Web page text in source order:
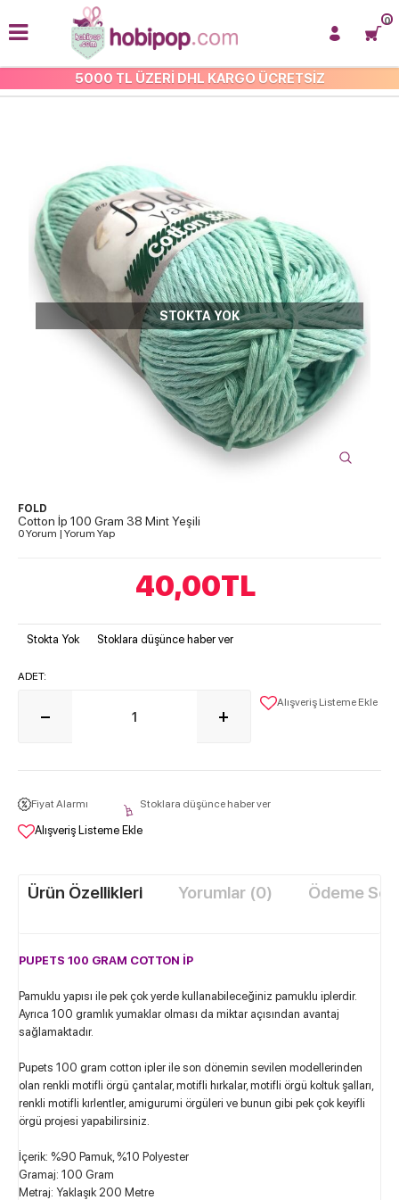
5000 TL ÜZERİ DHL KARGO ÜCRETSİZ
0
ÇOK AMAÇLI COTTON İP
STOKTA YOK
FOLD
Cotton İp 100 Gram 38 Mint Yeşili
0 Yorum | Yorum Yap
40,00TL
Stokta Yok Stoklara düşünce haber ver
ADET:
Alışveriş Listeme Ekle
Fiyat Alarmı Stoklara düşünce haber ver
Alışveriş Listeme Ekle
Ürün Özellikleri Yorumlar (0) Ödeme
PUPETS 100 GRAM COTTON İP
Pamuklu yapısı ile pek çok yerde kullanabileceğiniz pamuklu iplerdir.
Ayrıca 100 gramlık yumaklar olması da miktar açısından avantaj
sağlamaktadır.
Pupets 100 gram cotton ipler ile son dönemin sevilen modellerinden
olan renkli motifli örgü çantalar, motifli hırkalar, motifli örgü koltuk şalları,
renkli motifli kırlentler, amigurumi örgüleri ve bunun gibi pek çok keyifli
örgü projesi yapabilirsiniz.
İçerik: %90 Pamuk, %10 Polyester
Gramaj: 100 Gram
Metraj: Yaklaşık 200 Metre